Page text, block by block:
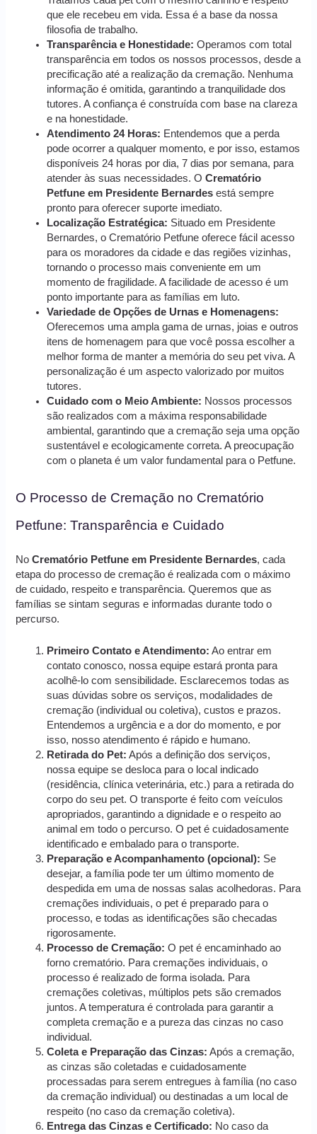
que ele recebeu em vida. Essa é a base da nossa
filosofia de trabalho.
Transparência e Honestidade: Operamos com total
transparência em todos os nossos processos, desde a
precificação até a realização da cremação. Nenhuma
informação é omitida, garantindo a tranquilidade dos
tutores. A confiança é construída com base na clareza
e na honestidade.
Atendimento 24 Horas: Entendemos que a perda
pode ocorrer a qualquer momento, e por isso, estamos
disponíveis 24 horas por dia, 7 dias por semana, para
atender às suas necessidades. OCrematório
Petfune em Presidente Bernardes está sempre
pronto para oferecer suporte imediato.
Localização Estratégica: Situado em Presidente
Bernardes, o Crematório Petfune oferece fácil acesso
para os moradores da cidade e das regiões vizinhas,
tornando o processo mais conveniente em um
momento de fragilidade. A facilidade de acesso é um
ponto importante para as famílias em luto.
Variedade de Opções de Urnas e Homenagens:
Oferecemos uma ampla gama de urnas, joias e outros
itens de homenagem para que você possa escolher a
melhor forma de manter a memória do seu pet viva. A
personalização é um aspecto valorizado por muitos
tutores.
Cuidado com o Meio Ambiente: Nossos processos
são realizados com a máxima responsabilidade
ambiental, garantindo que a cremação seja uma opção
sustentável e ecologicamente correta. A preocupação
com o planeta é um valor fundamental para o Petfune.
O Processo de Cremação no Crematório
Petfune: Transparência e Cuidado
NoCrematório Petfune em Presidente Bernardes, cada
etapa do processo de cremação é realizada com o máximo
de cuidado, respeito e transparência. Queremos que as
famílias se sintam seguras e informadas durante todo o
percurso.
Primeiro Contato e Atendimento: Ao entrar em
contato conosco, nossa equipe estará pronta para
acolhê-lo com sensibilidade. Esclarecemos todas as
suas dúvidas sobre os serviços, modalidades de
cremação (individual ou coletiva), custos e prazos.
Entendemos a urgência e a dor do momento, e por
isso, nosso atendimento é rápido e humano.
Retirada do Pet: Após a definição dos serviços,
nossa equipe se desloca para o local indicado
(residência, clínica veterinária, etc.) para a retirada do
corpo do seu pet. O transporte é feito com veículos
apropriados, garantindo a dignidade e o respeito ao
animal em todo o percurso. O pet é cuidadosamente
identificado e embalado para o transporte.
Preparação e Acompanhamento (opcional): Se
desejar, a família pode ter um último momento de
despedida em uma de nossas salas acolhedoras. Para
cremações individuais, o pet é preparado para o
processo, e todas as identificações são checadas
rigorosamente.
Processo de Cremação: O pet é encaminhado ao
forno crematório. Para cremações individuais, o
processo é realizado de forma isolada. Para
cremações coletivas, múltiplos pets são cremados
juntos. A temperatura é controlada para garantir a
completa cremação e a pureza das cinzas no caso
individual.
Coleta e Preparação das Cinzas: Após a cremação,
as cinzas são coletadas e cuidadosamente
processadas para serem entregues à família (no caso
da cremação individual) ou destinadas a um local de
respeito (no caso da cremação coletiva).
Entrega das Cinzas e Certificado: No caso da